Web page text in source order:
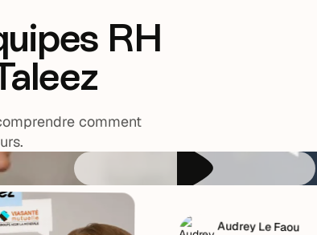
RH
comment
Audrey Le Faou